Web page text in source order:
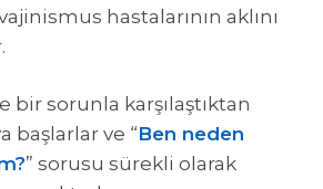
hastalarının aklını
bir sorunla karşılaştıktan
başlarlar ve “Ben neden
” sorusu sürekli olarak